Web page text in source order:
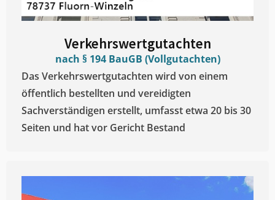
Verkehrswertgutachten
nach § 194 BauGB (Vollgutachten)
Das Verkehrswertgutachten wird von einem
öffentlich bestellten und vereidigten
Sachverständigen erstellt, umfasst etwa 20 bis 30
Seiten und hat vor Gericht Bestand